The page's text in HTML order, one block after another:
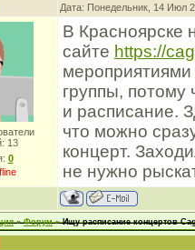
Дата: Понедельник, 14 Июл
13
0
В Красноярске
сайте https://
группы,
и расписание.
что можно
концерт.
не нужно
» Форум » Ищу расписание концертов